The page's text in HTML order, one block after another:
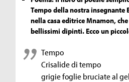
Tempo della nostra insegnante
nella casa editrice Mnamon,
bellissimi dipinti. Ecco un
Tempo
Crisalide di tempo
grigie foglie bruciate al